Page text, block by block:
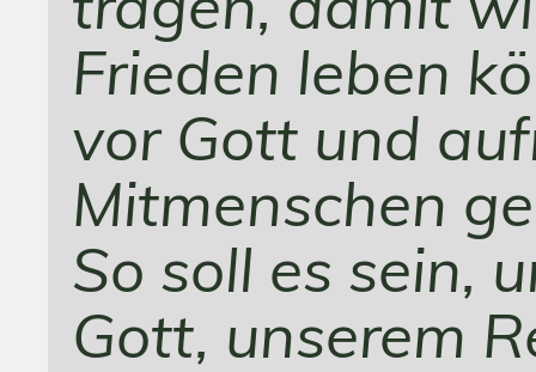
Frieden leben
vor Gott und
Mitmenschen
So soll es sein,
Gott, unserem